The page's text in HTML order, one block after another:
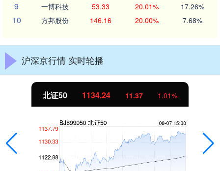
9 一博科技 53.33 20.01% 17.26%
10 方邦股份 146.16 20.00% 7.68%
沪深京行情 实时轮播
北证50 1134.24 11.37 1.01%